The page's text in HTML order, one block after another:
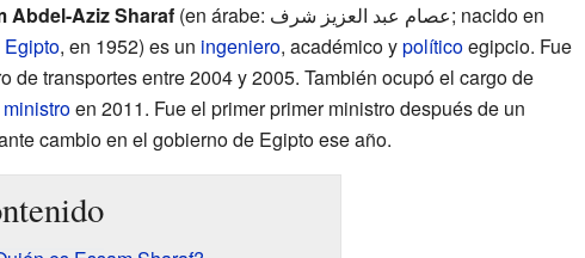
Abdel-Aziz Sharaf
(en árabe: عصام عبد العزيز شرف; nacido en
Egipto, en 1952) es un ingeniero, académico ypolíticoegipcio. Fue
de transportes entre 2004 y 2005. También ocupó el cargo de
en 2011. Fue el primer primer ministro después de un
cambio en el gobierno de Egipto ese año.